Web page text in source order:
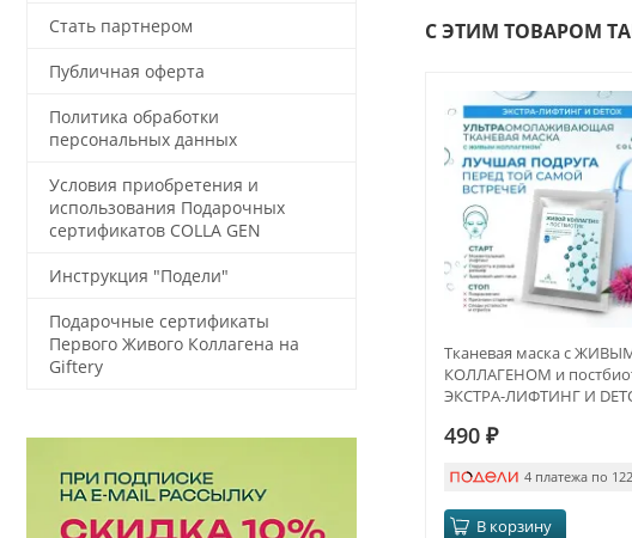
С ЭТИМ ТОВАРОМ
Тканевая маска с
КОЛЛАГЕНОМ и
ЭКСТРА-ЛИФТИНГ И
490 ₽
4 платежа по
В корзину
Стать партнером
Публичная оферта
Политика обработки
персональных данных
Условия приобретения и
использования Подарочных
сертификатов COLLA GEN
Инструкция "Подели"
Подарочные сертификаты
Первого Живого Коллагена на
Giftery